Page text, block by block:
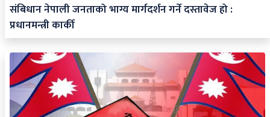
संबिधान नेपाली जनताको भाग्य मार्गदर्शन गर्ने दस्तावेज हो :
प्रधानमन्त्री कार्की